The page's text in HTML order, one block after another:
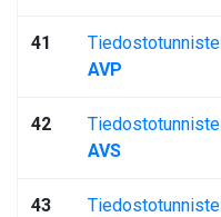
41
Tiedostotunniste
AVP
42
Tiedostotunniste
AVS
43
Tiedostotunniste